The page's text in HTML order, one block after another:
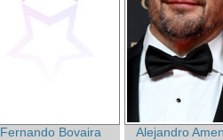
Fernando Bovaira
Alejandro